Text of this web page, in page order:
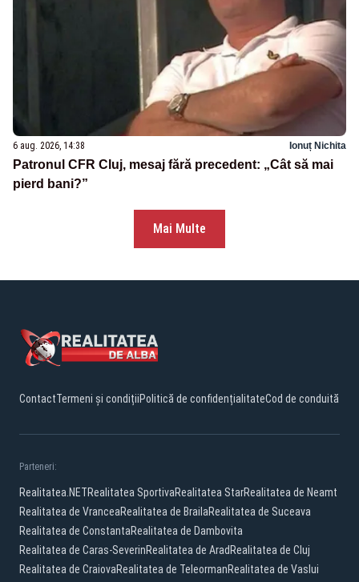
6 aug. 2026, 14:38 Ionuț Nichita
Patronul CFR Cluj, mesaj fără precedent: „Cât să mai
pierd bani?”
Mai Multe
ContactTermeni și condițiiPolitică de confidențialitateCod de conduită
Parteneri:
Realitatea.NETRealitatea SportivaRealitatea StarRealitatea de Neamt
Realitatea de VranceaRealitatea de BrailaRealitatea de Suceava
Realitatea de ConstantaRealitatea de Dambovita
Realitatea de Caras-SeverinRealitatea de Arad Realitatea de Cluj
Realitatea de CraiovaRealitatea de TeleormanRealitatea de Vaslui